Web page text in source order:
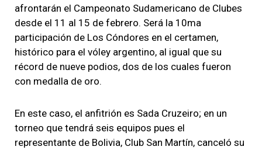
afrontarán el Campeonato Sudamericano de Clubes
desde el 11 al 15 de febrero. Será la 10ma
participación de Los Cóndores en el certamen,
histórico para el vóley argentino, al igual que su
récord de nueve podios, dos de los cuales fueron
con medalla de oro.
En este caso, el anfitrión es Sada Cruzeiro; en un
torneo que tendrá seis equipos pues el
representante de Bolivia, Club San Martín, canceló su